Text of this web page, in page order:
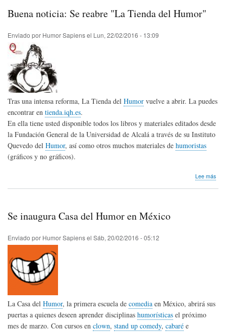
Buena noticia: Se reabre "La Tienda del Humor"
Enviado por Humor Sapiensel Lun, 22/02/2016 - 13:09
Tras una intensa reforma, La Tienda del Humor vuelve a abrir. La puedes
encontrar en tienda.iqh.es.
En ella tiene usted disponible todos los libros y materiales editados desde
la Fundación General de la Universidad de Alcalá a través de su Instituto
Quevedo del Humor, así como otros muchos materiales de humoristas
(gráficos y no gráficos).
Lee más
Se inaugura Casa del Humor en México
Enviado por Humor Sapiensel Sáb, 20/02/2016 - 05:12
La Casa del Humor, la primera escuela de comedia en México, abrirá sus
puertas a quienes deseen aprender disciplinas humorísticas el próximo
mes de marzo. Con cursos en clown, stand up comedy, cabaré e